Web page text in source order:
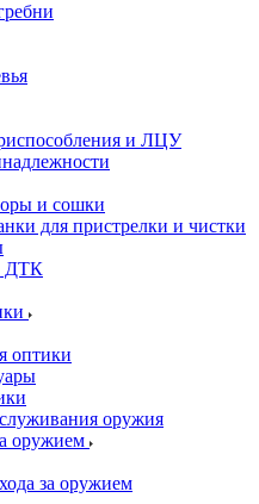
и ЛЦУ
и сошки
для пристрелки и чистки
ДТК
оптики
оружия
оружием
за оружием